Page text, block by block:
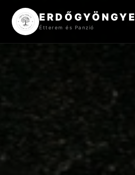
ERDŐGYÖNGYE
Étterem és Panzió